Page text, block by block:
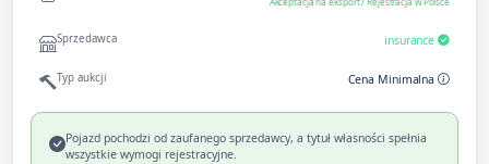
Sprzedawca insurance
Typ aukcji Cena Minimalna
Pojazd pochodzi od zaufanego sprzedawcy, a tytuł własności spełnia
wszystkie wymogi rejestracyjne.